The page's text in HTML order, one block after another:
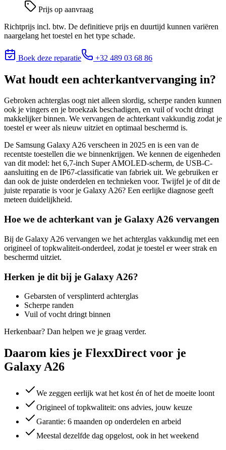
Prijs op aanvraag
Richtprijs incl. btw. De definitieve prijs en duurtijd kunnen variëren
naargelang het toestel en het type schade.
Boek deze reparatie +32 489 03 68 86
Wat houdt een achterkantvervanging in?
Gebroken achterglas oogt niet alleen slordig, scherpe randen kunnen
ook je vingers en je broekzak beschadigen, en vuil of vocht dringt
makkelijker binnen. We vervangen de achterkant vakkundig zodat je
toestel er weer als nieuw uitziet en optimaal beschermd is.
De Samsung Galaxy A26 verscheen in 2025 en is een van de
recentste toestellen die we binnenkrijgen. We kennen de eigenheden
van dit model: het 6,7-inch Super AMOLED-scherm, de USB-C-
aansluiting en de IP67-classificatie van fabriek uit. We gebruiken er
dan ook de juiste onderdelen en technieken voor. Twijfel je of dit de
juiste reparatie is voor je Galaxy A26? Een eerlijke diagnose geeft
meteen duidelijkheid.
Hoe we de achterkant van je Galaxy A26 vervangen
Bij de Galaxy A26 vervangen we het achterglas vakkundig met een
origineel of topkwaliteit-onderdeel, zodat je toestel er weer strak en
beschermd uitziet.
Herken je dit bij je Galaxy A26?
Gebarsten of versplinterd achterglas
Scherpe randen
Vuil of vocht dringt binnen
Herkenbaar? Dan helpen we je graag verder.
Daarom kies je FlexxDirect voor je
Galaxy A26
We zeggen eerlijk wat het kost én of het de moeite loont
Origineel of topkwaliteit: ons advies, jouw keuze
Garantie: 6 maanden op onderdelen en arbeid
Meestal dezelfde dag opgelost, ook in het weekend